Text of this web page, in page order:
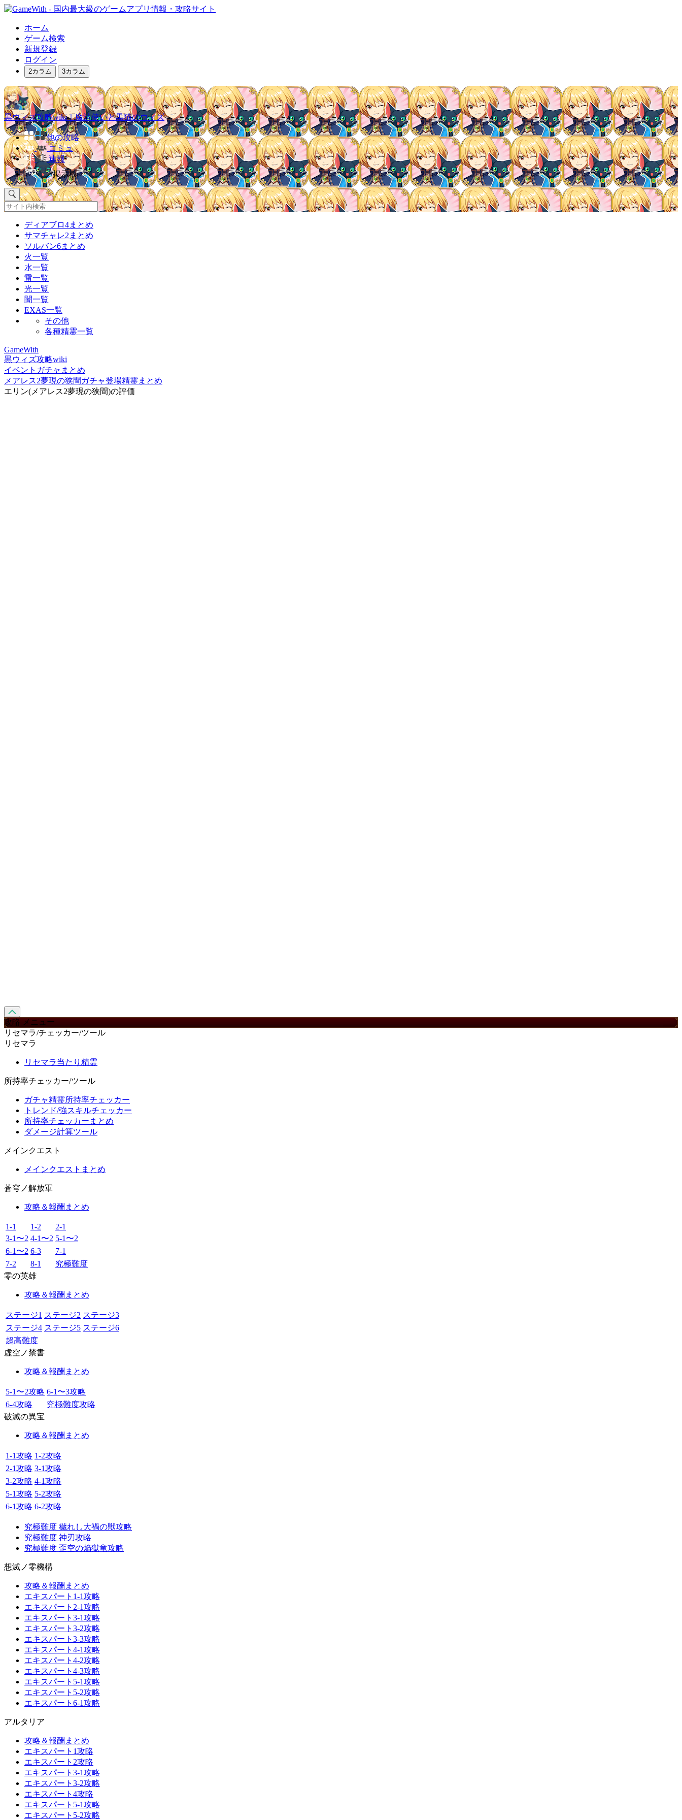
ホーム
ゲーム検索
新規登録
ログイン
2カラム 3カラム
黒ウィズ攻略wiki｜魔法使いと黒猫のウィズ
他の攻略
コミュ
速報
掲示板
ディアブロ4まとめ
サマチャレ2まとめ
ソルバン6まとめ
火一覧
水一覧
雷一覧
光一覧
闇一覧
EXAS一覧
その他
各種精霊一覧
GameWith
黒ウィズ攻略wiki
イベントガチャまとめ
メアレス2夢現の狭間ガチャ登場精霊まとめ
エリン(メアレス2夢現の狭間)の評価
攻略 メニュー
リセマラ/チェッカー/ツール
リセマラ
リセマラ当たり精霊
所持率チェッカー/ツール
ガチャ精霊所持率チェッカー
トレンド/強スキルチェッカー
所持率チェッカーまとめ
ダメージ計算ツール
メインクエスト
メインクエストまとめ
蒼穹ノ解放軍
攻略＆報酬まとめ
1-1 1-2
2-1
3-1〜2 4-1〜2 5-1〜2
6-1〜2 6-3
7-1
7-2
8-1
究極難度
零の英雄
攻略＆報酬まとめ
ステージ1 ステージ2 ステージ3
ステージ4 ステージ5 ステージ6
超高難度
虚空ノ禁書
攻略＆報酬まとめ
5-1〜2攻略 6-1〜3攻略
6-4攻略
究極難度攻略
破滅の異宝
攻略＆報酬まとめ
1-1攻略 1-2攻略
2-1攻略 3-1攻略
3-2攻略 4-1攻略
5-1攻略 5-2攻略
6-1攻略 6-2攻略
究極難度 穢れし大禍の獣攻略
究極難度 神刃攻略
究極難度 歪空の焔獄竜攻略
想滅ノ零機構
攻略＆報酬まとめ
エキスパート1-1攻略
エキスパート2-1攻略
エキスパート3-1攻略
エキスパート3-2攻略
エキスパート3-3攻略
エキスパート4-1攻略
エキスパート4-2攻略
エキスパート4-3攻略
エキスパート5-1攻略
エキスパート5-2攻略
エキスパート6-1攻略
アルタリア
攻略＆報酬まとめ
エキスパート1攻略
エキスパート2攻略
エキスパート3-1攻略
エキスパート3-2攻略
エキスパート4攻略
エキスパート5-1攻略
エキスパート5-2攻略